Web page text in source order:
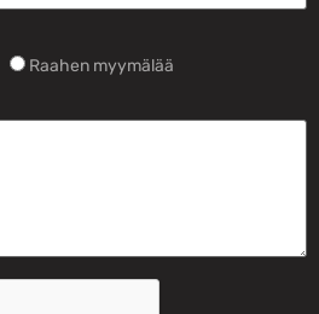
Raahen myymälää